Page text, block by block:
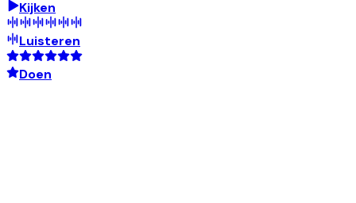
Kijken
Luisteren
Doen